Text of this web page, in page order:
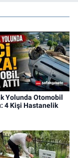
Yolunda Otomobil
4 Kişi Hastanelik